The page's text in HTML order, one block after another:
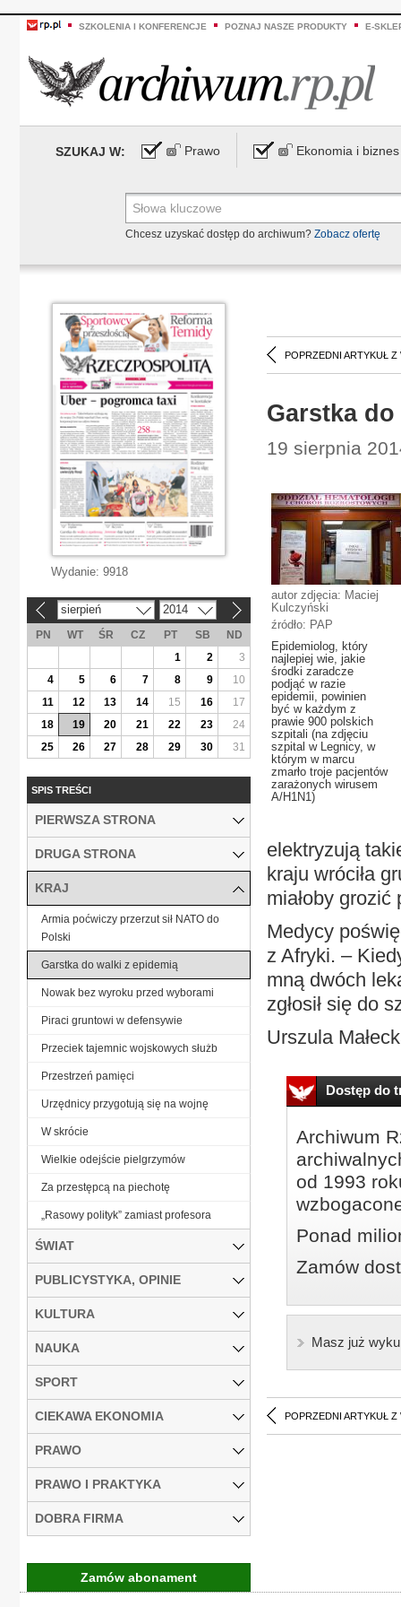
SZKOLENIA I KONFERENCJE POZNAJ NASZE PRODUKTY E-
SZUKAJ W: Prawo Ekonomia i biznes
Chcesz uzyskać dostęp do archiwum? Zobacz ofertę
POPRZEDNI ARTYKUŁ Z
Garstka
19 sierpnia
autor zdjęcia: Maciej
Kulczyński
źródło: PAP
Epidemiolog, który
najlepiej wie, jakie
środki zaradcze
podjąć w razie
epidemii, powinien
być w każdym z
prawie 900 polskich
szpitali (na zdjęciu
szpital w Legnicy, w
którym w marcu
zmarło troje pacjentów
zarażonych wirusem
A/H1N1)
elektryzują
kraju wróciła
miałoby
Medycy
z Afryki. –
mną dwóch
zgłosił się do
Urszula
Dostęp do
Archiwum
od 1993
Ponad
Zamów
Masz już
POPRZEDNI ARTYKUŁ Z
Wydanie: 9918
sierpień 2014
PN WT ŚR CZ PT SB
ND
1
2
3
4
5 6 7 8 9
10
11
12 13 14 15 16
17
18
19 20 21 22 23
24
25
26 27 28 29 30 31
SPIS TREŚCI
PIERWSZA STRONA
DRUGA STRONA
KRAJ
Armia poćwiczy przerzut sił NATO do
Polski
Garstka do walki z epidemią
Nowak bez wyroku przed wyborami
Piraci gruntowi w defensywie
Przeciek tajemnic wojskowych służb
Przestrzeń pamięci
Urzędnicy przygotują się na wojnę
W skrócie
Wielkie odejście pielgrzymów
Za przestępcą na piechotę
„Rasowy polityk” zamiast profesora
ŚWIAT
PUBLICYSTYKA, OPINIE
KULTURA
NAUKA
SPORT
CIEKAWA EKONOMIA
PRAWO
PRAWO I PRAKTYKA
DOBRA FIRMA
Zamów abonament